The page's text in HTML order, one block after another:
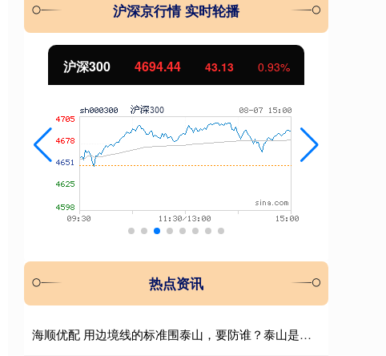
沪深京行情 实时轮播
北证50 1134.24 11.37
热点资讯
海顺优配 用边境线的标准围泰山，要防谁？泰山是全国人民的，请向西湖学习